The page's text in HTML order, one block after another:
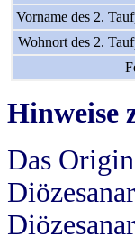
Vorname des 2.
Wohnort des 2.
Hinweise
Das